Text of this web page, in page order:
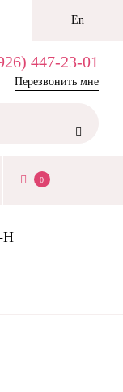
En

447-23-01
Перезвонить мне
ОСНОВНАЯ
0
H